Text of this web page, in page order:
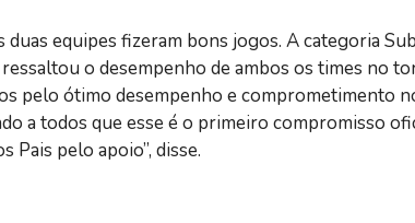
equipes fizeram bons jogos. A categoria
o desempenho de ambos os times no
pelo ótimo desempenho e comprometimento
a todos que esse é o primeiro compromisso
Pais pelo apoio”, disse.